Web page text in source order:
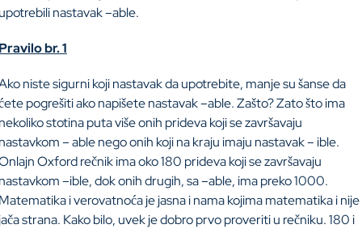
nastavak –able.
br. 1
niste sigurni koji nastavak da upotrebite, manje su šanse da
pogrešiti ako napišete nastavak –able. Zašto? Zato što ima
stotina puta više onih prideva koji se završavaju
– able nego onih koji na kraju imaju nastavak – ible.
Oxford rečnik ima oko 180 prideva koji se završavaju
–ible, dok onih drugih, sa –able, ima preko 1000.
i verovatnoća je jasna i nama kojima matematika i nije
strana. Kako bilo, uvek je dobro prvo proveriti u rečniku. 180 i